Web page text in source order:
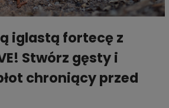
iglastą fortecę z
Stwórz gęsty i
chroniący przed